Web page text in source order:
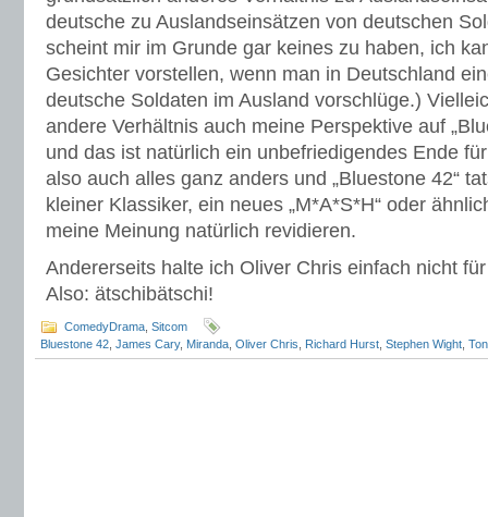
deutsche zu Auslandseinsätzen von deutschen
scheint mir im Grunde gar keines zu haben, ich
Gesichter vorstellen, wenn man in Deutschland
deutsche Soldaten im Ausland vorschlüge.)
andere Verhältnis auch meine Perspektive auf
und das ist natürlich ein unbefriedigendes Ende
also auch alles ganz anders und „Bluestone 42“
kleiner Klassiker, ein neues „M*A*S*H“ oder
meine Meinung natürlich revidieren.
Andererseits halte ich Oliver Chris einfach nicht
Also: ätschibätschi!
ComedyDrama Sitcom
Bluestone 42 James Cary, Miranda Oliver Chris Richard Hurst Stephen Wight